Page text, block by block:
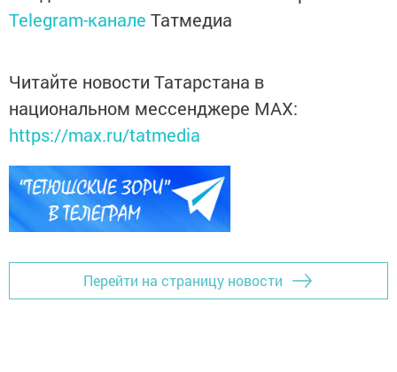
Telegram-канале Татмедиа
Читайте новости Татарстана в
национальном мессенджере MАХ:
https://max.ru/tatmedia
Перейти на страницу новости